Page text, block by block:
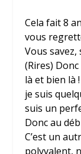
Cela fait 8
vous
Vous
(Rires)
là et bien là
je suis
suis un
Donc au
C’est un
polyvalent,